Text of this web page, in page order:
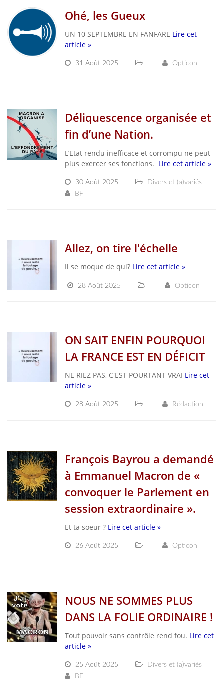
Ohé, les Gueux
UN 10 SEPTEMBRE EN FANFARE Lire cet
article »
31 Août 2025 Opticon
Déliquescence organisée et
fin d’une Nation.
L’Etat rendu inefficace et corrompu ne peut
plus exercer ses fonctions. Lire cet article »
30 Août 2025
Divers et (a)variés
BF
Allez, on tire l'échelle
Il se moque de qui? Lire cet article »
28 Août 2025 Opticon
ON SAIT ENFIN POURQUOI
LA FRANCE EST EN DÉFICIT
NE RIEZ PAS, C'EST POURTANT VRAI Lire cet
article »
28 Août 2025 Rédaction
François Bayrou a demandé
à Emmanuel Macron de «
convoquer le Parlement en
session extraordinaire ».
Et ta soeur ? Lire cet article »
26 Août 2025 Opticon
NOUS NE SOMMES PLUS
DANS LA FOLIE ORDINAIRE !
Tout pouvoir sans contrôle rend fou. Lire cet
article »
25 Août 2025
Divers et (a)variés
BF